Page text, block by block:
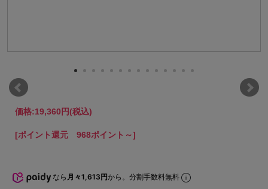
価格:19,360円(税込)
[ポイント還元 968ポイント～]
なら 月々1,613円から。分割手数料無料